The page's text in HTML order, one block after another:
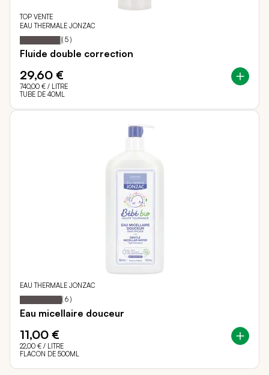
TOP VENTE
EAU THERMALE JONZAC
Notation: 96
% of
( 5 )
Fluide double correction
29,60 €
740,00 € / LITRE
TUBE DE 40ML
EAU THERMALE JONZAC
Notation: 100
% of
( 6 )
Eau micellaire douceur
11,00 €
22,00 € / LITRE
FLACON DE 500ML